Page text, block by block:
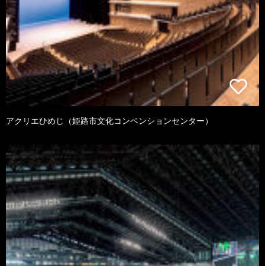
アクリエひめじ（姫路市文化コンベンションセンター）